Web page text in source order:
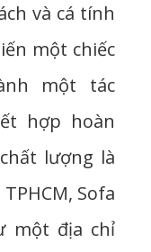
và cá tính
một chiếc
một tác
hợp hoàn
lượng là
Sofa
một địa chỉ